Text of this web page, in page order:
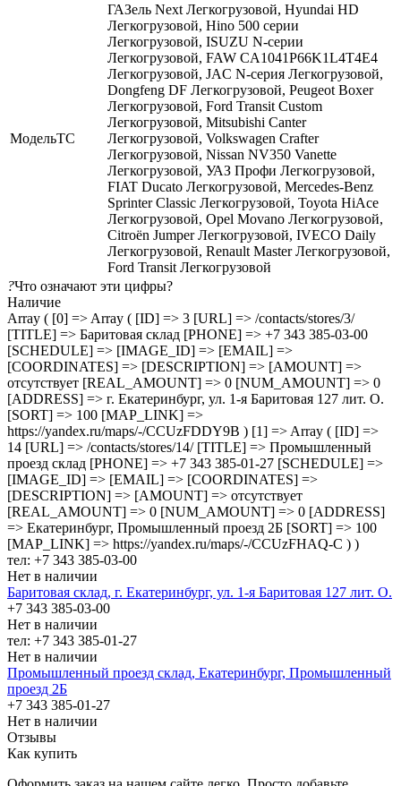
МодельТС
ГАЗель Next Легкогрузовой, Hyundai HD
Легкогрузовой, Hino 500 серии
Легкогрузовой, ISUZU N-серии
Легкогрузовой, FAW CA1041P66K1L4T4E4
Легкогрузовой, JAC N-серия Легкогрузовой,
Dongfeng DF Легкогрузовой, Peugeot Boxer
Легкогрузовой, Ford Transit Custom
Легкогрузовой, Mitsubishi Canter
Легкогрузовой, Volkswagen Crafter
Легкогрузовой, Nissan NV350 Vanette
Легкогрузовой, УАЗ Профи Легкогрузовой,
FIAT Ducato Легкогрузовой, Mercedes-Benz
Sprinter Classic Легкогрузовой, Toyota HiAce
Легкогрузовой, Opel Movano Легкогрузовой,
Citroën Jumper Легкогрузовой, IVECO Daily
Легкогрузовой, Renault Master Легкогрузовой,
Ford Transit Легкогрузовой
?Что означают эти цифры?
Наличие
Array ( [0] => Array ( [ID] => 3 [URL] => /contacts/stores/3/
[TITLE] => Баритовая склад [PHONE] => +7 343 385-03-00
[SCHEDULE] => [IMAGE_ID] => [EMAIL] =>
[COORDINATES] => [DESCRIPTION] => [AMOUNT] =>
отсутствует [REAL_AMOUNT] => 0 [NUM_AMOUNT] => 0
[ADDRESS] => г. Екатеринбург, ул. 1-я Баритовая 127 лит. О.
[SORT] => 100 [MAP_LINK] =>
https://yandex.ru/maps/-/CCUzFDDY9B ) [1] => Array ( [ID] =>
14 [URL] => /contacts/stores/14/ [TITLE] => Промышленный
проезд cклад [PHONE] => +7 343 385-01-27 [SCHEDULE] =>
[IMAGE_ID] => [EMAIL] => [COORDINATES] =>
[DESCRIPTION] => [AMOUNT] => отсутствует
[REAL_AMOUNT] => 0 [NUM_AMOUNT] => 0 [ADDRESS]
=> Екатеринбург, Промышленный проезд 2Б [SORT] => 100
[MAP_LINK] => https://yandex.ru/maps/-/CCUzFHAQ-C ) )
тел: +7 343 385-03-00
Нет в наличии
Баритовая склад, г. Екатеринбург, ул. 1-я Баритовая 127 лит. О.
+7 343 385-03-00
Нет в наличии
тел: +7 343 385-01-27
Нет в наличии
Промышленный проезд cклад, Екатеринбург, Промышленный
проезд 2Б
+7 343 385-01-27
Нет в наличии
Отзывы
Как купить